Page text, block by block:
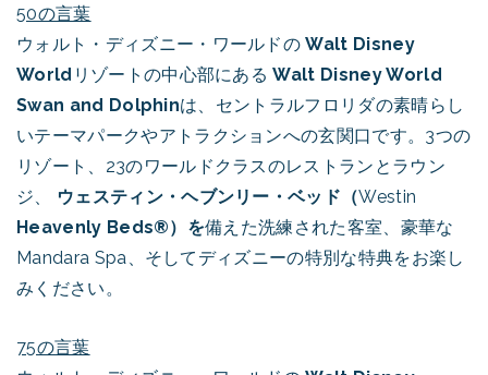
50の言葉
ウォルト・ディズニー・ワールドのWalt Disney
World リゾートの中心部にあるWalt Disney World
Swan and Dolphinは、セントラルフロリダの素晴らし
いテーマパークやアトラクションへの玄関口です。3つの
リゾート、23のワールドクラスのレストランとラウン
ジ、
ウェスティン・ヘブンリー・ベッド（Westin
Heavenly Beds®）を備えた洗練された客室、豪華な
Mandara Spa、そしてディズニーの特別な特典をお楽し
みください。
75の言葉